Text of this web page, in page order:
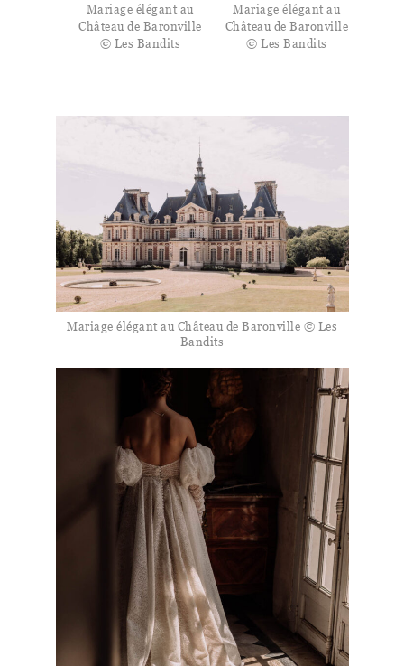
Mariage élégant au
Château de Baronville
© Les Bandits
Mariage élégant au
Château de Baronville
© Les Bandits
Mariage élégant au Château de Baronville © Les
Bandits